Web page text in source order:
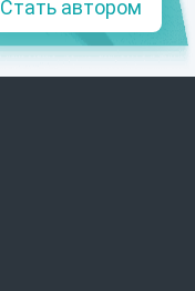
Стать автором